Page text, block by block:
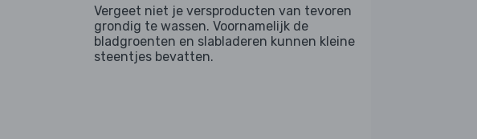
Vergeet niet je versproducten van tevoren
grondig te wassen. Voornamelijk de
bladgroenten en slabladeren kunnen kleine
steentjes bevatten.